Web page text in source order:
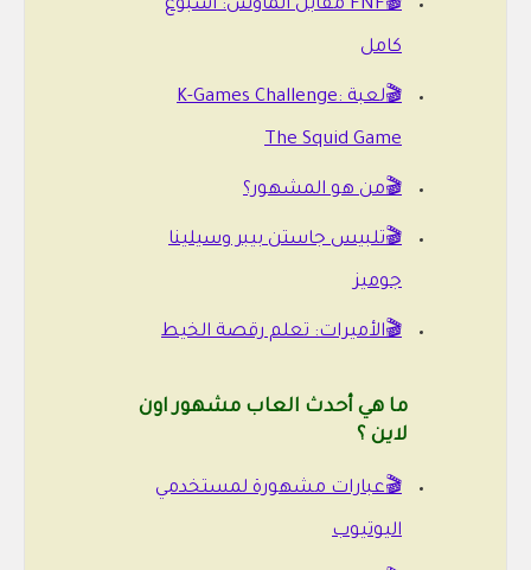
🎬FNF مقابل الماوس: أسبوع
كامل
🎬لعبة K-Games Challenge:
The Squid Game
🎬من هو المشهور؟
🎬تلبيس جاستن بيبر وسيلينا
جوميز
🎬الأميرات: تعلم رقصة الخيط
ما هي أحدث العاب مشهور اون
لاين ؟
🎬عبارات مشهورة لمستخدمي
اليوتيوب